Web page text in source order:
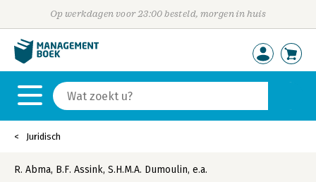
Op werkdagen voor 23:00 besteld, morgen in huis
Juridisch
R. Abma, B.F. Assink, S.H.M.A. Dumoulin, e.a.